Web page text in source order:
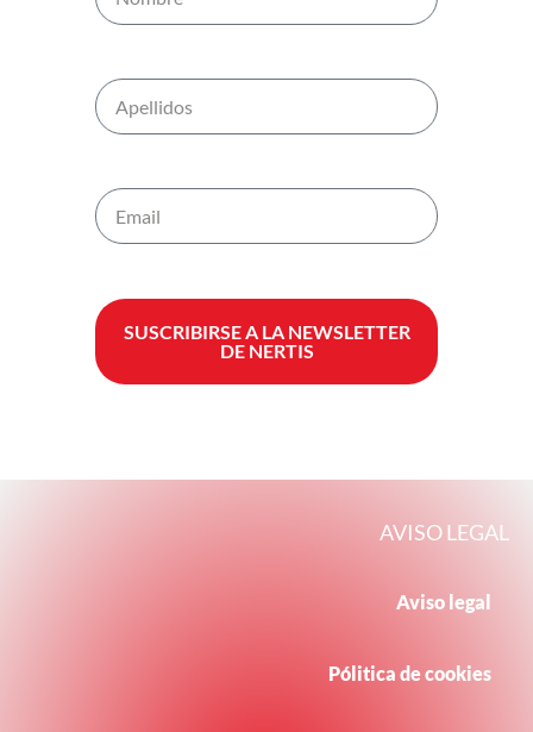
SUSCRIBIRSE A LA NEWSLETTER
DE NERTIS
AVISO LEGAL
Aviso legal
Pólitica de cookies